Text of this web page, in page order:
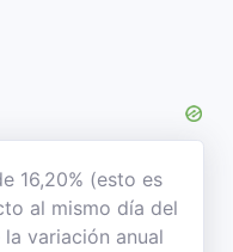
16,20% (esto es
al mismo día del
variación anual